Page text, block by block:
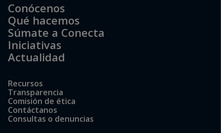
Conócenos
Qué hacemos
Súmate a Conecta
Iniciativas
Actualidad
Recursos
Transparencia
Comisión de ética
Contáctanos
Consultas o denuncias